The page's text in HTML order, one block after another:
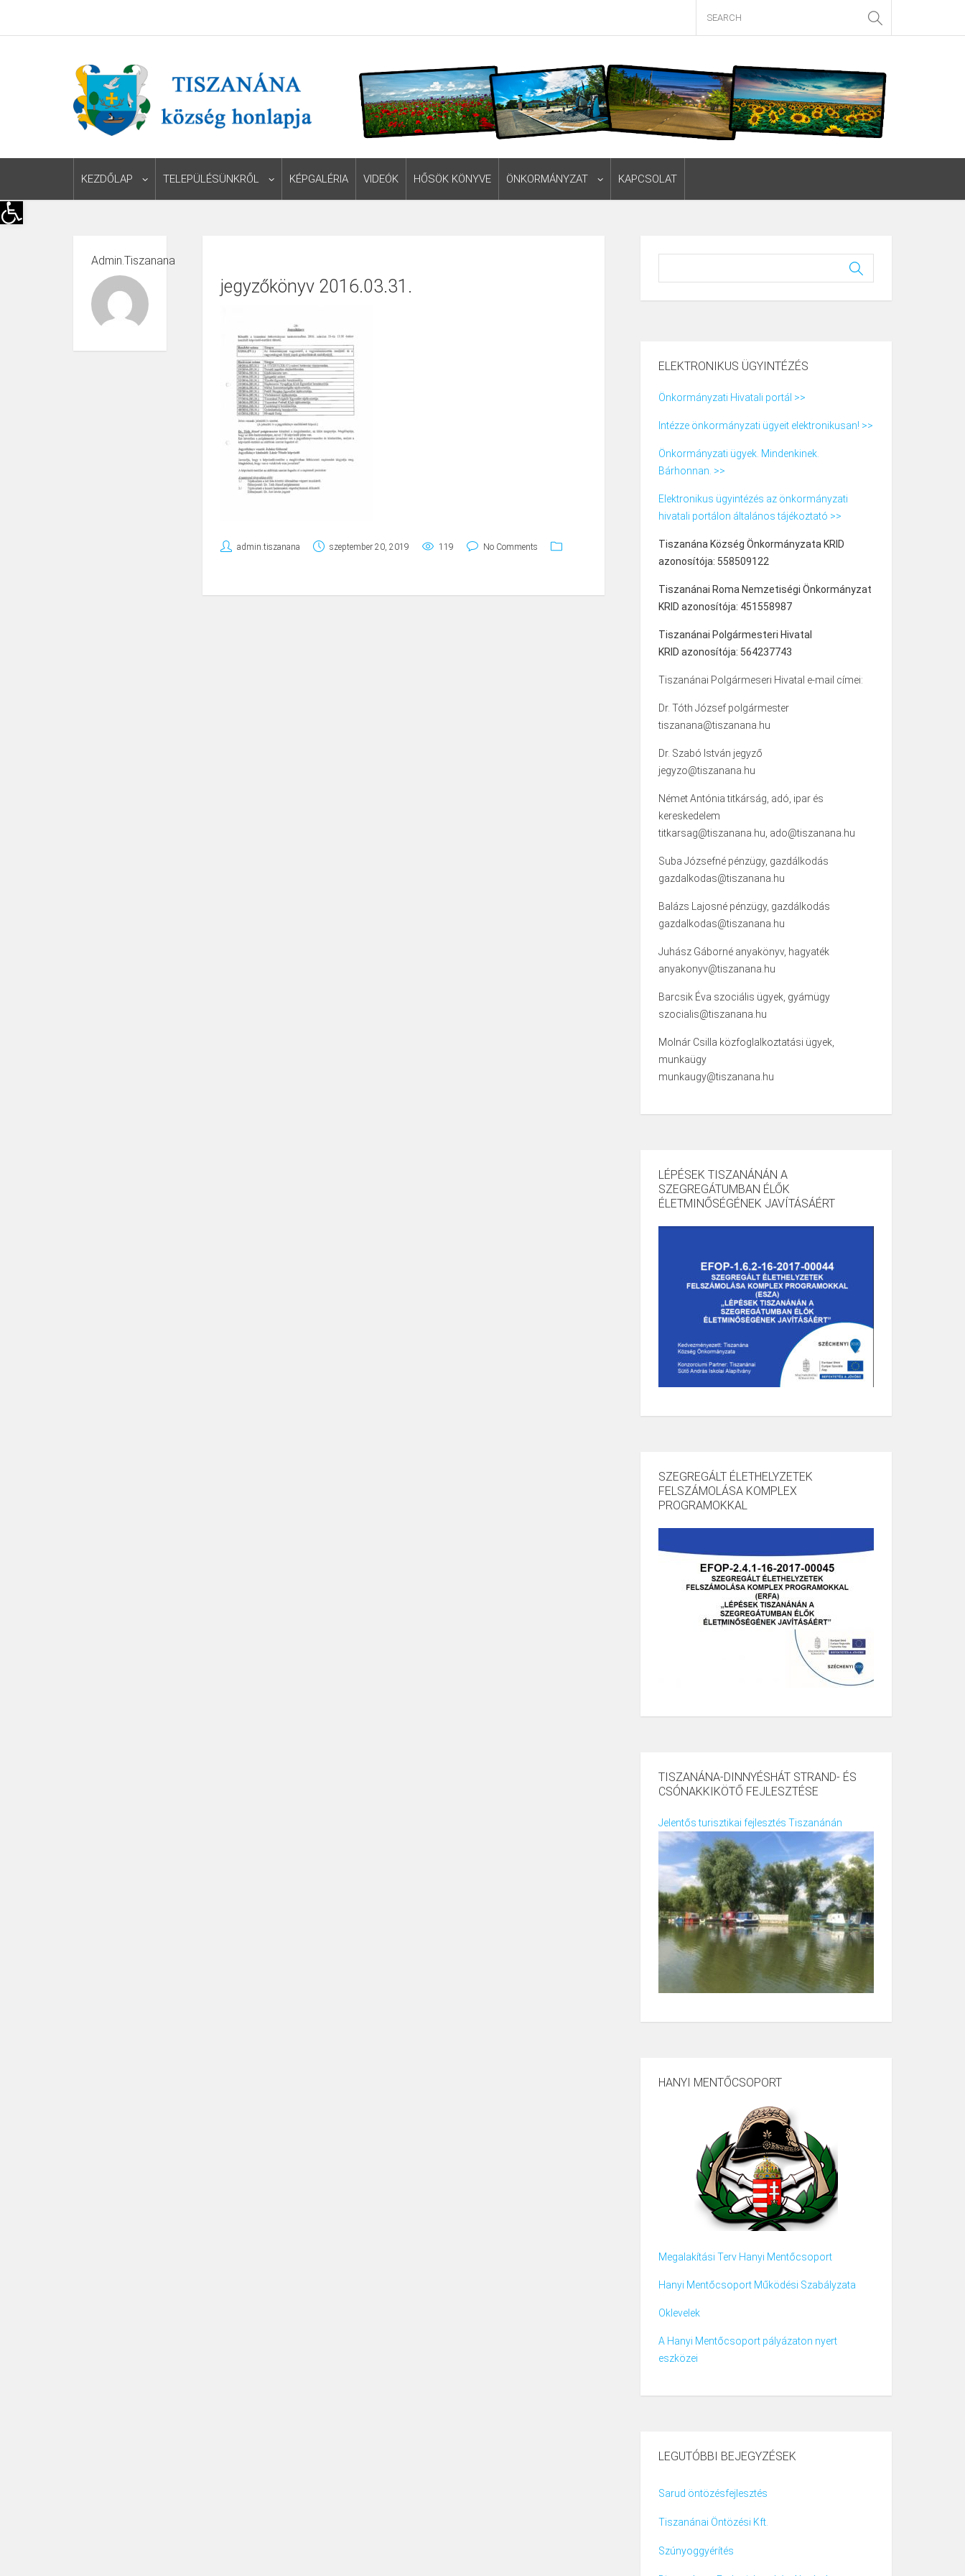
Eszköztár megnyitása
KEZDŐLAP TELEPÜLÉSÜNKRŐL KÉPGALÉRIA VIDEÓK HŐSÖK KÖNYVE ÖNKORMÁNYZAT KAPCSOLAT
Admin.tiszanana
jegyzőkönyv 2016.03.31.
admin.tiszanana szeptember 20, 2019 119 No Comments
ELEKTRONIKUS ÜGYINTÉZÉS
Önkormányzati Hivatali portál >>
Intézze önkormányzati ügyeit elektronikusan! >>
Önkormányzati ügyek. Mindenkinek.
Bárhonnan. >>
Elektronikus ügyintézés az önkormányzati
hivatali portálon általános tájékoztató >>
Tiszanána Község Önkormányzata KRID
azonosítója: 558509122
Tiszanánai Roma Nemzetiségi Önkormányzat
KRID azonosítója: 451558987
Tiszanánai Polgármesteri Hivatal
KRID azonosítója: 564237743
Tiszanánai Polgármeseri Hivatal e-mail címei:
Dr. Tóth József polgármester
tiszanana@tiszanana.hu
Dr. Szabó István jegyző
jegyzo@tiszanana.hu
Német Antónia titkárság, adó, ipar és
kereskedelem
titkarsag@tiszanana.hu, ado@tiszanana.hu
Suba Józsefné pénzügy, gazdálkodás
gazdalkodas@tiszanana.hu
Balázs Lajosné pénzügy, gazdálkodás
gazdalkodas@tiszanana.hu
Juhász Gáborné anyakönyv, hagyaték
anyakonyv@tiszanana.hu
Barcsik Éva szociális ügyek, gyámügy
szocialis@tiszanana.hu
Molnár Csilla közfoglalkoztatási ügyek,
munkaügy
munkaugy@tiszanana.hu
LÉPÉSEK TISZANÁNÁN A
SZEGREGÁTUMBAN ÉLŐK
ÉLETMINŐSÉGÉNEK JAVÍTÁSÁÉRT
SZEGREGÁLT ÉLETHELYZETEK
FELSZÁMOLÁSA KOMPLEX
PROGRAMOKKAL
TISZANÁNA-DINNYÉSHÁT STRAND- ÉS
CSÓNAKKIKÖTŐ FEJLESZTÉSE
Jelentős turisztikai fejlesztés Tiszanánán
HANYI MENTŐCSOPORT
Megalakítási Terv Hanyi Mentőcsoport
Hanyi Mentőcsoport Működési Szabályzata
Oklevelek
A Hanyi Mentőcsoport pályázaton nyert
eszközei
LEGUTÓBBI BEJEGYZÉSEK
Sarud öntözésfejlesztés
Tiszanánai Öntözési Kft.
Szúnyoggyérítés